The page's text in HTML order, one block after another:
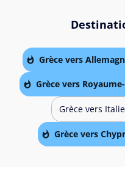
Grèce vers
Grèce vers
Grèce vers Italie
Grèce vers